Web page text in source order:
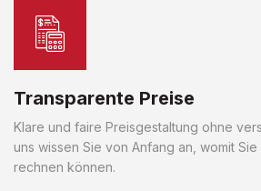
Transparente Preise
Klare und faire Preisgestaltung ohne
uns wissen Sie von Anfang an, womit
rechnen können.